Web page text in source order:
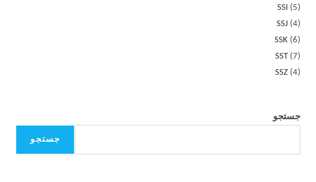
SSI
5
SSJ 4
SSK 6
SST 7
SSZ 4
جستجو
جستجو